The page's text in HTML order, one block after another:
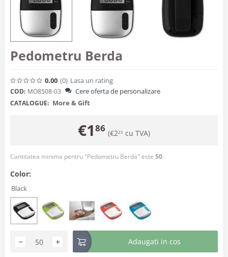
Pedometru Berda
0.00 (0) Lasa un rating
COD: MO8508-03 Cere oferta de personalizare
CATALOGUE: More & Gift
€186 (€225 cu TVA)
Cantitatea minima pentru "Pedometru Berda" este 50.
Color:
Black
+
− Adaugati in cos